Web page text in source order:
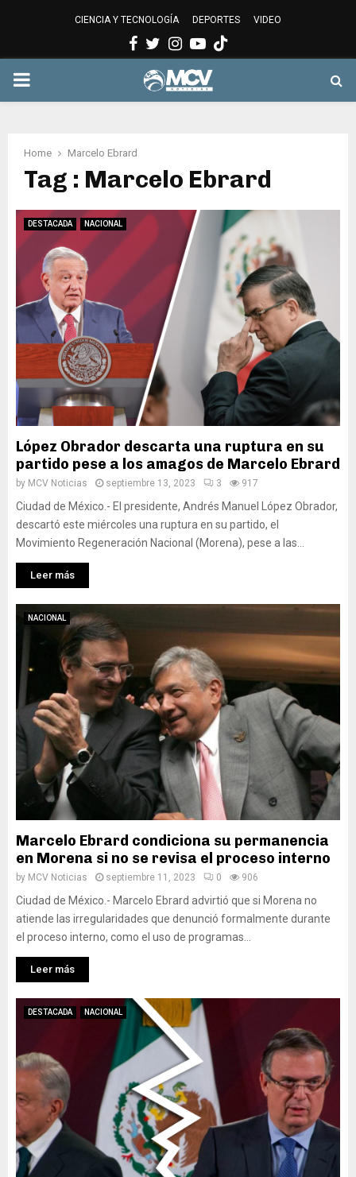
CIENCIA Y TECNOLOGÍA DEPORTES VIDEO
Facebook
Twitter
Instagram
Youtube
PRIMARY
Home Marcelo Ebrard
Tag : Marcelo Ebrard
DESTACADA NACIONAL
López Obrador descarta una ruptura en su
partido pese a los amagos de Marcelo Ebrard
by MCV Noticias septiembre 13, 2023 3 917
Ciudad de México.- El presidente, Andrés Manuel López Obrador,
descartó este miércoles una ruptura en su partido, el
Movimiento Regeneración Nacional (Morena), pese a las...
Leer más
NACIONAL
Marcelo Ebrard condiciona su permanencia
en Morena si no se revisa el proceso interno
by MCV Noticias septiembre 11, 2023 0 906
Ciudad de México.- Marcelo Ebrard advirtió que si Morena no
atiende las irregularidades que denunció formalmente durante
el proceso interno, como el uso de programas...
Leer más
DESTACADA NACIONAL